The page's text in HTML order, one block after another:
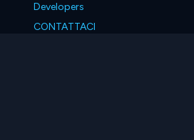
Developers
CONTATTACI